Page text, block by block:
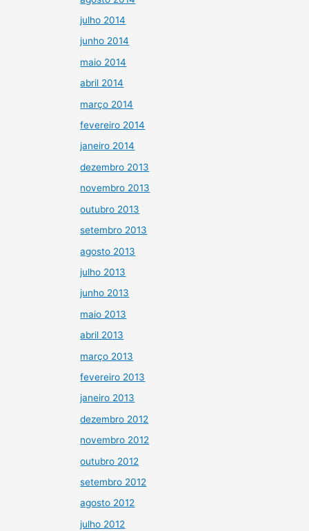
julho 2014
junho 2014
maio 2014
abril 2014
março 2014
fevereiro 2014
janeiro 2014
dezembro 2013
novembro 2013
outubro 2013
setembro 2013
agosto 2013
julho 2013
junho 2013
maio 2013
abril 2013
março 2013
fevereiro 2013
janeiro 2013
dezembro 2012
novembro 2012
outubro 2012
setembro 2012
agosto 2012
julho 2012